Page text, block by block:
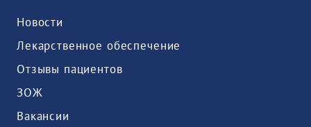
Новости
Лекарственное обеспечение
Отзывы пациентов
ЗОЖ
Вакансии